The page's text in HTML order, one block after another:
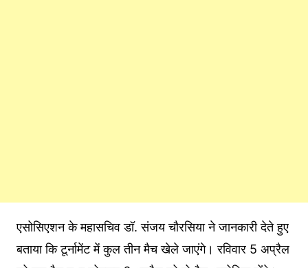
एसोसिएशन के महासचिव डॉ. संजय चौरसिया ने जानकारी देते हुए
बताया कि टूर्नामेंट में कुल तीन मैच खेले जाएंगे। रविवार 5 अप्रैल